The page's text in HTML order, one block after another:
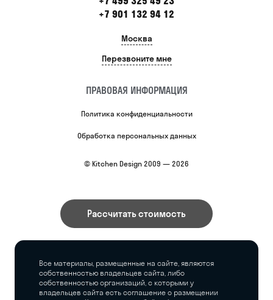
+7 901 132 94 12
Москва
Перезвоните мне
ПРАВОВАЯ ИНФОРМАЦИЯ
Политика конфиденциальности
Обработка персональных данных
© Kitchen Design 2009 — 2026
Рассчитать стоимость
Все материалы, размещенные на сайте, являются
собственностью владельцев сайта, либо
собственностью организаций, с которыми у
владельцев сайта есть соглашение о размещении